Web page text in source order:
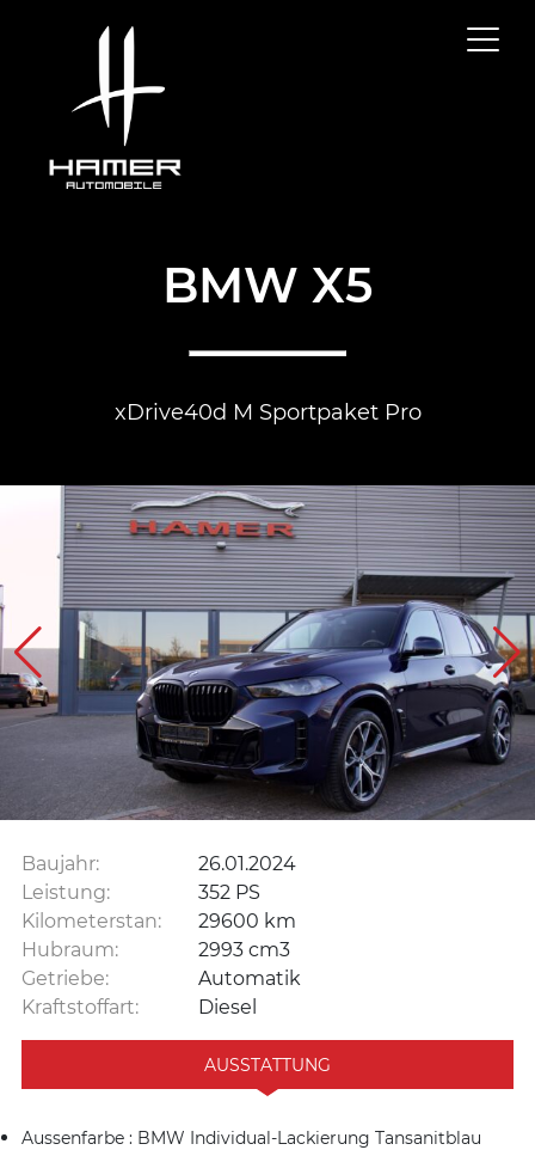
BMW X5
xDrive40d M Sportpaket Pro
Baujahr:
26.01.2024
Leistung:
352 PS
Kilometerstan:
29600 km
Hubraum:
2993 cm3
Getriebe:
Automatik
Kraftstoffart:
Diesel
AUSSTATTUNG
Aussenfarbe : BMW Individual-Lackierung Tansanitblau